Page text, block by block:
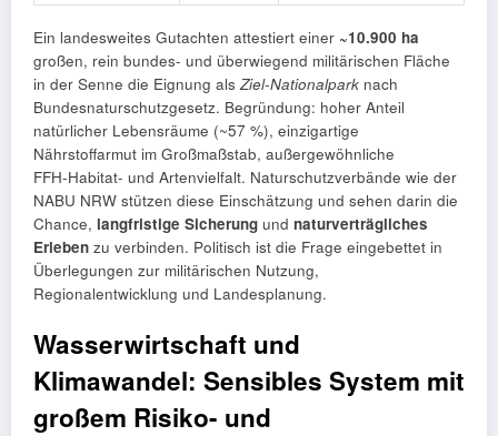
Ein landesweites Gutachten attestiert einer ~10.900 ha
großen, rein bundes- und überwiegend militärischen Fläche
in der Senne die Eignung als Ziel‑Nationalpark nach
Bundesnaturschutzgesetz. Begründung: hoher Anteil
natürlicher Lebensräume (~57 %), einzigartige
Nährstoffarmut im Großmaßstab, außergewöhnliche
FFH‑Habitat‑ und Artenvielfalt. Naturschutzverbände wie der
NABU NRW stützen diese Einschätzung und sehen darin die
Chance, langfristige Sicherung und naturverträgliches
Erleben zu verbinden. Politisch ist die Frage eingebettet in
Überlegungen zur militärischen Nutzung,
Regionalentwicklung und Landesplanung.
Wasserwirtschaft und
Klimawandel: Sensibles System mit
großem Risiko- und